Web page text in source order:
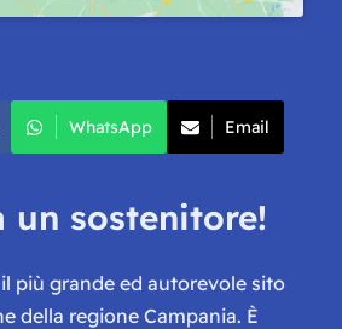
WhatsApp Email
un sostenitore!
più grande ed autorevole sito
della regione Campania. È